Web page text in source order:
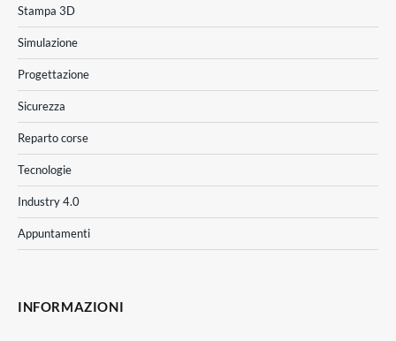
Stampa 3D
Simulazione
Progettazione
Sicurezza
Reparto corse
Tecnologie
Industry 4.0
Appuntamenti
INFORMAZIONI